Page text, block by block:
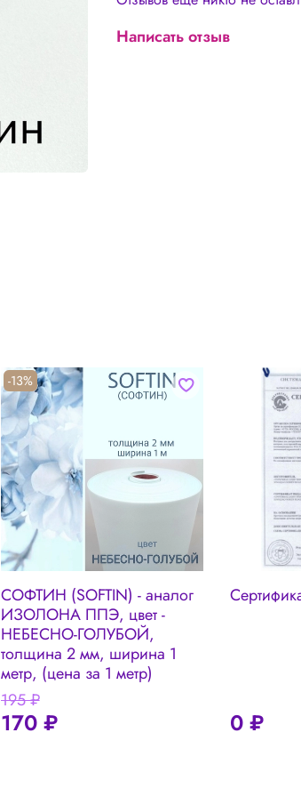
Написать отзыв
-13%
СОФТИН (SOFTIN) - аналог
ИЗОЛОНА ППЭ, цвет -
НЕБЕСНО-ГОЛУБОЙ,
толщина 2 мм, ширина 1
метр, (цена за 1 метр)
195 ₽
170 ₽ 0 ₽